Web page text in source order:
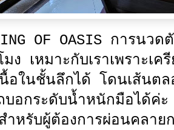
OF OASIS การนวด
ง เหมาะกับเราเพราะเ
อในชั้นลึกได้ โดนเส้นต
บอกระดับน้ำหนักมือได้ค่
ำหรับผู้ต้องการผ่อนคลาย